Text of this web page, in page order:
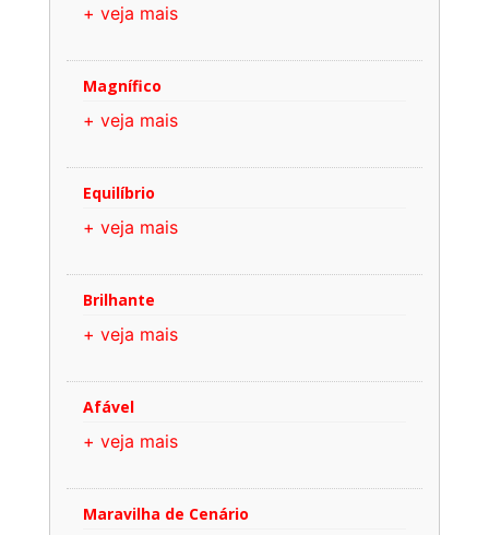
+ veja mais
Magnífico
+ veja mais
Equilíbrio
+ veja mais
Brilhante
+ veja mais
Afável
+ veja mais
Maravilha de Cenário